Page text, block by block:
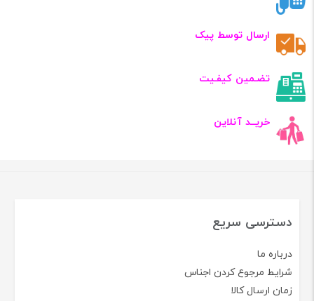
ارسال توسط پیک
تضـمین کیفـیت
خریــد آنلاین
دسترسی سریع
درباره ما
شرایط مرجوع کردن اجناس
زمان ارسال کالا